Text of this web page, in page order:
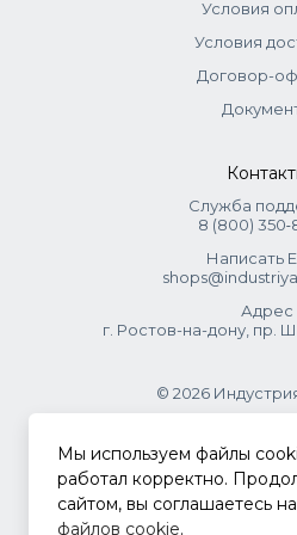
Условия
Условия
Договор-
Служба
8 (800)
Написать
Адрес
г. Ростов-на-дону, пр.
© 2026
.
Политика
Мы используем файлы
работал корректно.
сайтом, вы соглашаетесь
файлов cookie.